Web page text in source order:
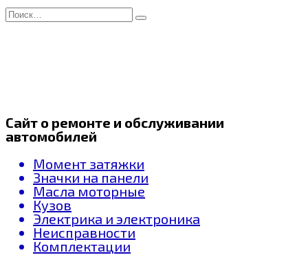
Перейти
к
Search
for:
Сайт о ремонте и обслуживании
автомобилей
Момент затяжки
Значки на панели
Масла моторные
Кузов
Электрика и электроника
Неисправности
Комплектации